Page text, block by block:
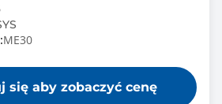
ME30
się aby zobaczyć cenę